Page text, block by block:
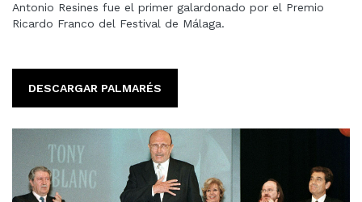
Antonio Resines fue el primer galardonado por el Premio
Ricardo Franco del Festival de Málaga.
DESCARGAR PALMARÉS